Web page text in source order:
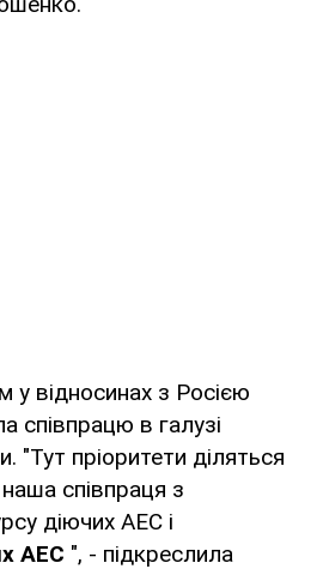
у відносинах з Росією
співпрацю в галузі
"Тут пріоритети діляться
співпраця з
діючих АЕС і
АЕС ", - підкреслила